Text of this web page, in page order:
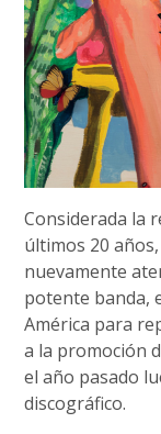
Considerada la
últimos 20
nuevamente
potente banda,
América para
a la promoción
el año pasado
discográfico.